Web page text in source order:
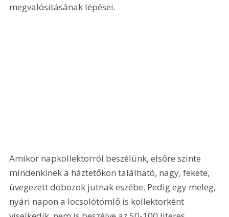
megvalósításának lépései.
Amikor napkollektorról beszélünk, elsőre szinte
mindenkinek a háztetőkön található, nagy, fekete,
üvegezett dobozok jutnak eszébe. Pedig egy meleg,
nyári napon a locsolótömlő is kollektorként